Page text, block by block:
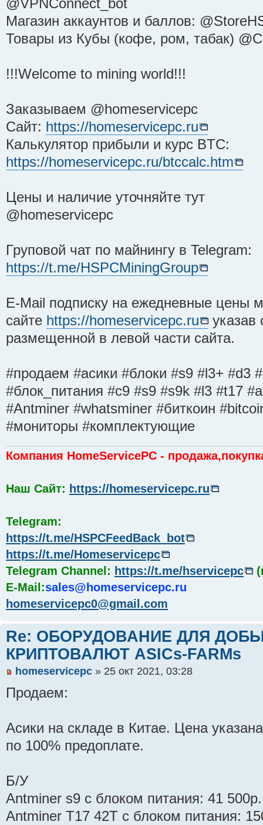
@VPNConnect_bot
Магазин аккаунтов и баллов:
Товары из Кубы (кофе, ром, табак)
!!!Welcome to mining world!!!
Заказываем @homeservicepc
Сайт: https://homeservicepc.ru
Калькулятор прибыли и курс BTC:
https://homeservicepc.ru/btccalc.htm
Цены и наличие уточняйте тут
@homeservicepc
Груповой чат по майнингу в Telegram:
https://t.me/HSPCMiningGroup
E-Mail подписку на ежедневные
сайте https://homeservicepc.ru
размещенной в левой части сайта.
#продаем #асики #блоки #s9 #l3+ #d3
#блок_питания #с9 #s9 #s9k #l3 #t17
#Antminer #whatsminer #биткоин
#мониторы #комплектующие
Компания HomeServicePC -
Наш Сайт: https://homeservicepc.ru
Telegram:
https://t.me/HSPCFeedBack_bot
https://t.me/Homeservicepc
Telegram Channel: https://t.me/hservicepc
E-Mail:sales@homeservicepc.ru
homeservicepc0@gmail.com
Re: ОБОРУДОВАНИЕ ДЛЯ
КРИПТОВАЛЮТ ASICs-FARMs
homeservicepc » 25 окт 2021, 03:28
Продаем:
Асики на складе в Китае. Цена
по 100% предоплате.
Б/У
Antminer s9 с блоком питания: 41 500р.
Antminer T17 42T с блоком питания: